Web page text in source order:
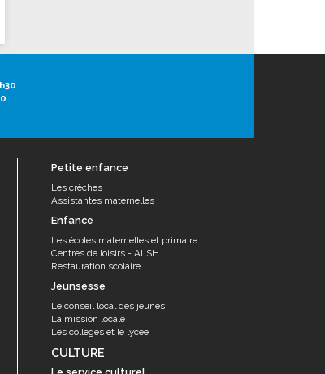
Petite enfance
Les crèches
Assistantes maternelles
Enfance
Les écoles maternelles et primaire
Centres de loisirs - ALSH
Restauration scolaire
Jeunsesse
Le conseil local des jeunes
La mission locale
Les collèges et le lycée
CULTURE